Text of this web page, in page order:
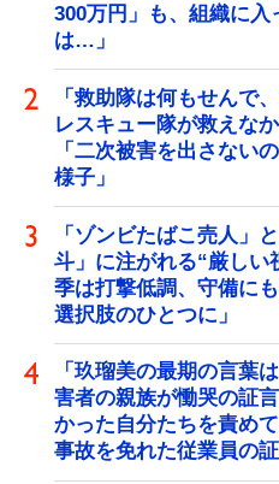
300万円」も、組織に
は…」
「救助隊は何もせんで
レスキュー隊が救えな
「二次被害を出さない
様子」
「ゾンビたばこ売人」
斗」に注がれる“厳し
季は打撃低調、守備に
選択肢のひとつに」
「玖瑠美の最期の言
害者の親族が慟哭の証
かった自分たちを責め
事故を免れた従業員の